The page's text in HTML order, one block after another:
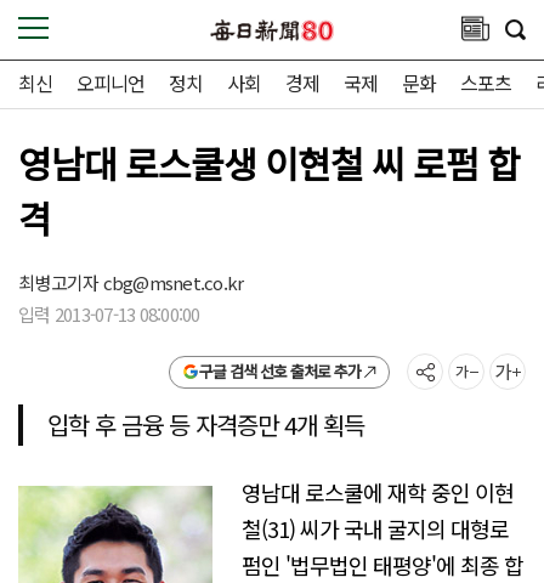
최신 오피니언 정치 사회 경제 국제 문화 스포츠
영남대 로스쿨생 이현철 씨 로펌 합
격
최병고기자cbg@msnet.co.kr
입력 2013-07-13 08:00:00
구글 검색 선호 출처로 추가
입학 후 금융 등 자격증만 4개 획득
영남대 로스쿨에 재학 중인 이현
철(31) 씨가 국내 굴지의 대형로
펌인 '법무법인 태평양'에 최종 합